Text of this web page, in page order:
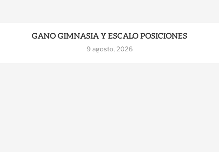
GANO GIMNASIA Y ESCALO POSICIONES
9 agosto, 2026